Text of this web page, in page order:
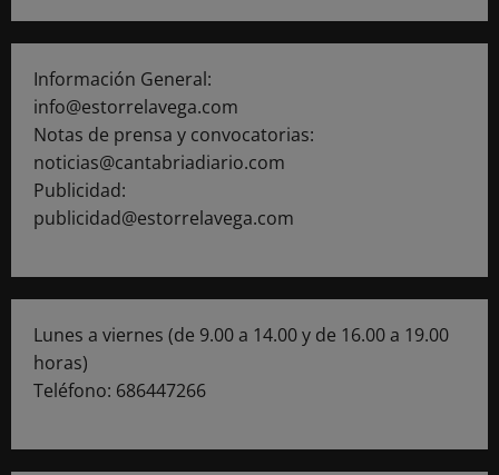
Información General:
info@estorrelavega.com
Notas de prensa y convocatorias:
noticias@cantabriadiario.com
Publicidad:
publicidad@estorrelavega.com
Lunes a viernes (de 9.00 a 14.00 y de 16.00 a 19.00
horas)
Teléfono: 686447266